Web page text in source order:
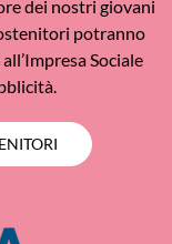
dei nostri giovani
potranno
Sociale